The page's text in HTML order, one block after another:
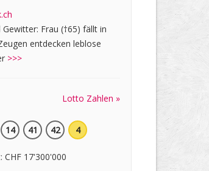
Frau (†65) fällt in
entdecken leblose
>>>
Lotto Zahlen »
14 41 42 4
CHF 17'300'000